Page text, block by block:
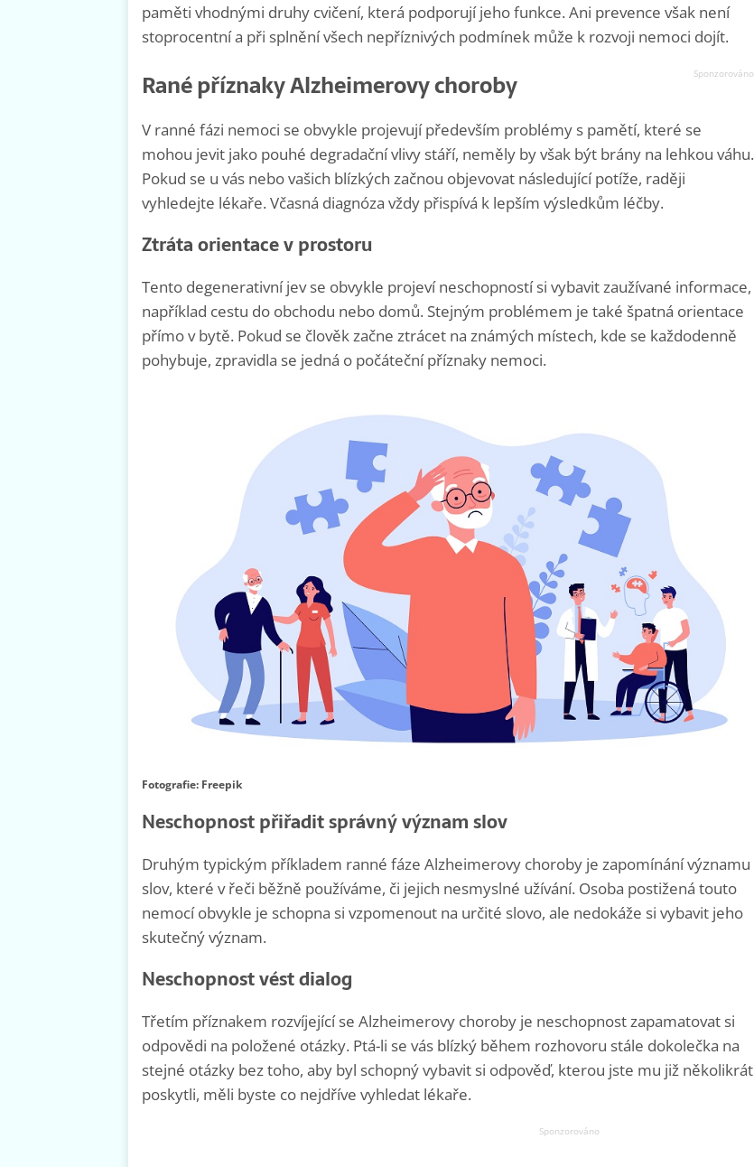
paměti vhodnými druhy cvičení, která podporují jeho funkce. Ani prevence však není
stoprocentní a při splnění všech nepříznivých podmínek může k rozvoji nemoci dojít.
Rané příznaky Alzheimerovy choroby
V ranné fázi nemoci se obvykle projevují především problémy s pamětí, které se
mohou jevit jako pouhé degradační vlivy stáří, neměly by však být brány na lehkou váhu.
Pokud se u vás nebo vašich blízkých začnou objevovat následující potíže, raději
vyhledejte lékaře. Včasná diagnóza vždy přispívá k lepším výsledkům léčby.
Ztráta orientace v prostoru
Tento degenerativní jev se obvykle projeví neschopností si vybavit zaužívané informace,
například cestu do obchodu nebo domů. Stejným problémem je také špatná orientace
přímo v bytě. Pokud se člověk začne ztrácet na známých místech, kde se každodenně
pohybuje, zpravidla se jedná o počáteční příznaky nemoci.
Fotografie: Freepik
Neschopnost přiřadit správný význam slov
Druhým typickým příkladem ranné fáze Alzheimerovy choroby je zapomínání významu
slov, které v řeči běžně používáme, či jejich nesmyslné užívání. Osoba postižená touto
nemocí obvykle je schopna si vzpomenout na určité slovo, ale nedokáže si vybavit jeho
skutečný význam.
Neschopnost vést dialog
Třetím příznakem rozvíjející se Alzheimerovy choroby je neschopnost zapamatovat si
odpovědi na položené otázky. Ptá-li se vás blízký během rozhovoru stále dokolečka na
stejné otázky bez toho, aby byl schopný vybavit si odpověď, kterou jste mu již několikrát
poskytli, měli byste co nejdříve vyhledat lékaře.